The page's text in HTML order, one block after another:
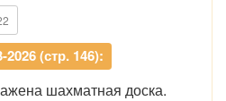
(стр. 146):
шахматная доска.